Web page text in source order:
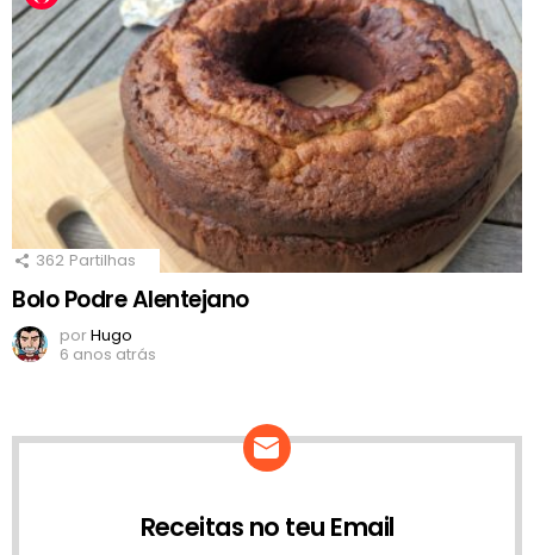
362 Partilhas
Bolo Podre Alentejano
porHugo
6 anos atrás
Receitas no teu Email